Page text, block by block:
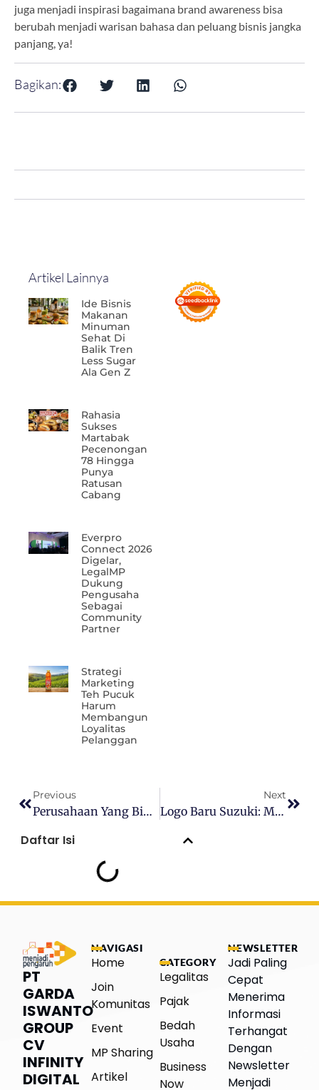
juga menjadi inspirasi bagaimana brand awareness bisa
berubah menjadi warisan bahasa dan peluang bisnis jangka
panjang, ya!
Bagikan:
Artikel Lainnya
Ide Bisnis
Makanan
Minuman
Sehat Di
Balik Tren
Less Sugar
Ala Gen Z
Rahasia
Sukses
Martabak
Pecenongan
78 Hingga
Punya
Ratusan
Cabang
Everpro
Connect 2026
Digelar,
LegalMP
Dukung
Pengusaha
Sebagai
Community
Partner
Strategi
Marketing
Teh Pucuk
Harum
Membangun
Loyalitas
Pelanggan
Previous
Perusahaan Yang Bikin Musuh Sendiri: Strategi Avoskin, Lacoco, Dan Looké
Next
Logo Baru Suzuki: Modern Dan Klaim Ramah Lingkungan
Daftar Isi
PT
GARDA
ISWANTO
GROUP
CV
INFINITY
DIGITAL
NAVIGASI
Home
Join
Komunitas
Event
MP Sharing
Artikel
CATEGORY
Legalitas
Pajak
Bedah
Usaha
Business
Now
NEWSLETTER
Jadi Paling
Cepat
Menerima
Informasi
Terhangat
Dengan
Newsletter
Menjadi